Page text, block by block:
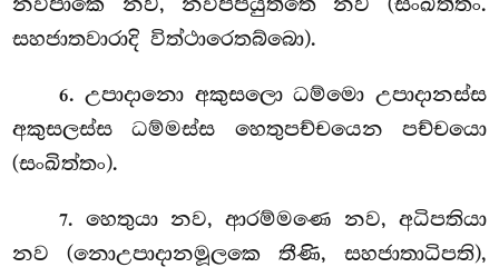
සහජාතවාරාදි විත්ථාරෙතබ්බො).
6. උපාදානො අකුසලො ධම්මො උපාදානස්ස
අකුසලස්ස ධම්මස්ස හෙතුපච්චයෙන පච්චයො
(සංඛිත්තං).
7. හෙතුයා නව, ආරම්මණෙ නව, අධිපතියා
නව (නොඋපාදානමූලකෙ තීණි, සහජාතාධිපති),